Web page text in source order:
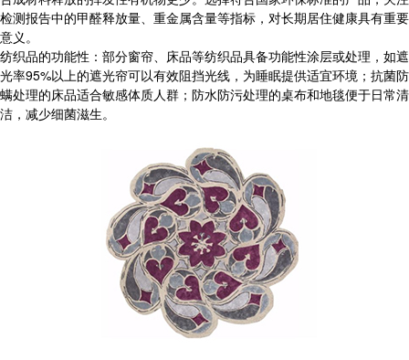
检测报告中的甲醛释放量、重金属含量等指标，对长期居住健康具有重要
意义。
纺织品的功能性：部分窗帘、床品等纺织品具备功能性涂层或处理，如遮
光率95%以上的遮光帘可以有效阻挡光线，为睡眠提供适宜环境；抗菌防
螨处理的床品适合敏感体质人群；防水防污处理的桌布和地毯便于日常清
洁，减少细菌滋生。